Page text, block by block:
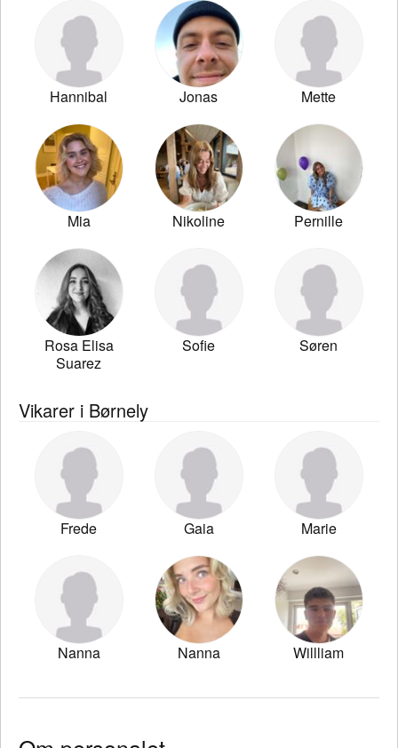
Hannibal Jonas Mette
Mia Nikoline Pernille
Rosa Elisa
Suarez
Sofie Søren
Vikarer i Børnely
Frede Gaia Marie
Nanna Nanna Willliam